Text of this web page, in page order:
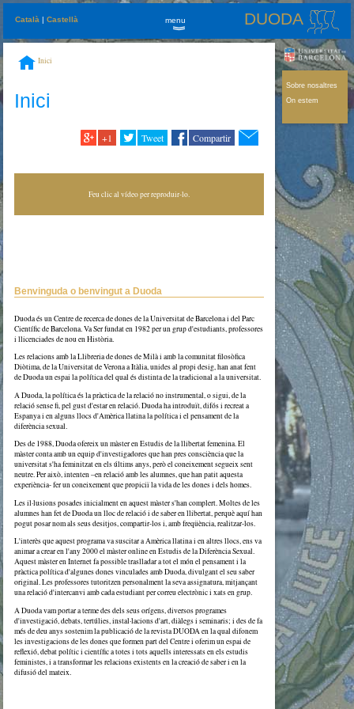
Català |Castellà DUODA
menu
»
Inici
Inici
+1 Tweet Compartir
Feu clic al vídeo per reproduir-lo.
Benvinguda o benvingut a Duoda
Duoda és un Centre de recerca de dones de la Universitat de Barcelona i del Parc
Científic de Barcelona. Va Ser fundat en 1982 per un grup d'estudiants, professores
i llicenciades de nou en Història.
Les relacions amb la Llibreria de dones de Milà i amb la comunitat filosòfica
Diòtima, de la Universitat de Verona a Itàlia, unides al propi desig, han anat fent
de Duoda un espai la política del qual és distinta de la tradicional a la universitat.
A Duoda, la política és la pràctica de la relació no instrumental, o sigui, de la
relació sense fi, pel gust d'estar en relació. Duoda ha introduït, difós i recreat a
Espanya i en alguns llocs d'Amèrica llatina la política i el pensament de la
diferència sexual.
Des de 1988, Duoda ofereix un màster en Estudis de la llibertat femenina. El
màster conta amb un equip d'investigadores que han pres consciència que la
universitat s'ha feminitzat en els últims anys, però el coneixement segueix sent
neutre. Per això, intenten –en relació amb les alumnes, que han patit aquesta
experiència- fer un coneixement que propiciï la vida de les dones i dels homes.
Les il·lusions posades inicialment en aquest màster s'han complert. Moltes de les
alumnes han fet de Duoda un lloc de relació i de saber en llibertat, perquè aquí han
pogut posar nom als seus desitjos, compartir-los i, amb freqüència, realitzar-los.
L'interès que aquest programa va suscitar a Amèrica llatina i en altres llocs, ens va
animar a crear en l'any 2000 el màster online en Estudis de la Diferència Sexual.
Aquest màster en Internet fa possible traslladar a tot el món el pensament i la
pràctica política d'algunes dones vinculades amb Duoda, divulgant el seu saber
original. Les professores tutoritzen personalment la seva assignatura, mitjançant
una relació d'intercanvi amb cada estudiant per correu electrònic i xats en grup.
A Duoda vam portar a terme des dels seus orígens, diversos programes
d'investigació, debats, tertúlies, instal·lacions d'art, diàlegs i seminaris; i des de fa
més de deu anys sostenim la publicació de la revista DUODA en la qual difonem
les investigacions de les dones que formen part del Centre i oferim un espai de
reflexió, debat polític i científic a totes i tots aquells interessats en els estudis
feministes, i a transformar les relacions existents en la creació de saber i en la
difusió del mateix.
Sobre nosaltres
On estem